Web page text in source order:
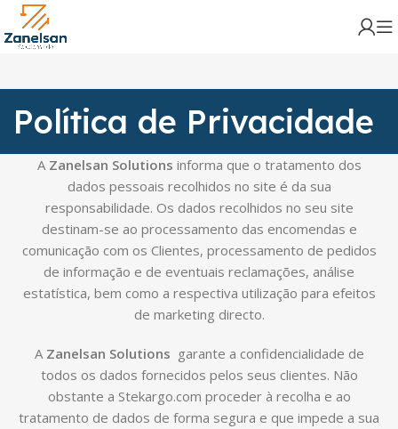
Política de Privacidade
A Zanelsan Solutions informa que o tratamento dos
dados pessoais recolhidos no site é da sua
responsabilidade. Os dados recolhidos no seu site
destinam-se ao processamento das encomendas e
comunicação com os Clientes, processamento de pedidos
de informação e de eventuais reclamações, análise
estatística, bem como a respectiva utilização para efeitos
de marketing directo.
AZanelsan Solutions garante a confidencialidade de
todos os dados fornecidos pelos seus clientes. Não
obstante a Stekargo.com proceder à recolha e ao
tratamento de dados de forma segura e que impede a sua